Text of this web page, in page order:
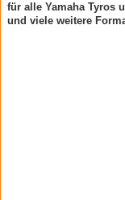
für alle Yamaha Tyros
und viele weitere